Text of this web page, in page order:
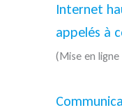
Internet
appelés à
(Mise en